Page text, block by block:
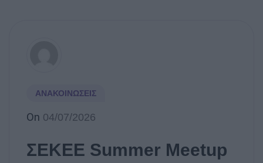
ΑΝΑΚΟΙΝΏΣΕΙΣ
On 04/07/2026
ΣΕΚΕΕ Summer Meetup